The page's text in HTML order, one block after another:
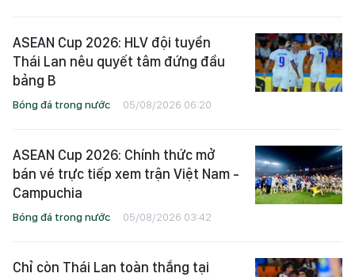
ASEAN Cup 2026: HLV đội tuyển
Thái Lan nêu quyết tâm đứng đầu
bảng B
Bóng đá trong nước 05/08/2026 06:20
ASEAN Cup 2026: Chính thức mở
bán vé trực tiếp xem trận Việt Nam -
Campuchia
Bóng đá trong nước 05/08/2026 03:42
Chỉ còn Thái Lan toàn thắng tại